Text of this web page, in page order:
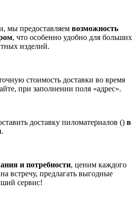
мы предоставляем возможность
, что особенно удобно для больших
изделий.
стоимость доставки во время
при заполнении поля «адрес».
доставку пиломатериалов () в
.
и потребности, ценим каждого
встречу, предлагать выгодные
сервис!